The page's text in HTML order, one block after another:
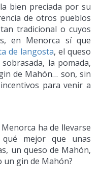
bien preciada por su
de otros pueblos
tradicional o cuyos
en Menorca sí que
de langosta, el queso
la pomada,
de Mahón… son, sin
para venir a
ha de llevarse
mejor que unas
un queso de Mahón,
un gin de Mahón?